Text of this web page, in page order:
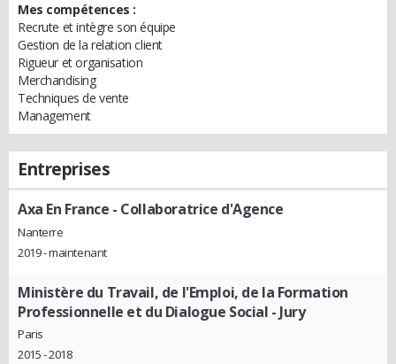
Mes compétences :
Recrute et intègre son équipe
Gestion de la relation client
Rigueur et organisation
Merchandising
Techniques de vente
Management
Entreprises
Axa En France - Collaboratrice d'Agence
Nanterre
2019 - maintenant
Ministère du Travail, de l'Emploi, de la Formation
Professionnelle et du Dialogue Social - Jury
Paris
2015 - 2018